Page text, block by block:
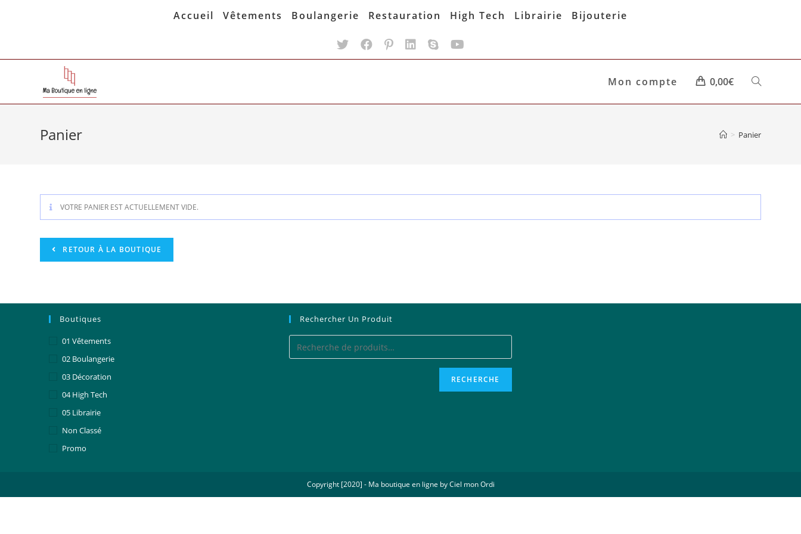
Accueil Vêtements Boulangerie Restauration High Tech Librairie Bijouterie
Mon compte 0,00€ Toggle
Panier > Panier
VOTRE PANIER EST ACTUELLEMENT VIDE.
RETOUR À LA BOUTIQUE
Boutiques
01 Vêtements
02 Boulangerie
03 Décoration
04 High Tech
05 Librairie
Non Classé
Promo
Rechercher Un Produit
RECHERCHE
Copyright [2020] - Ma boutique en ligne by Ciel mon Ordi